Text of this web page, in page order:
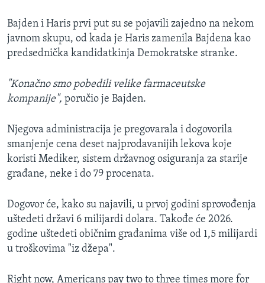
Bajden i Haris prvi put su se pojavili zajedno na nekom
javnom skupu, od kada je Haris zamenila Bajdena kao
predsednička kandidatkinja Demokratske stranke.
"Konačno smo pobedili velike farmaceutske
kompanije", poručio je Bajden.
Njegova administracija je pregovarala i dogovorila
smanjenje cena deset najprodavanijih lekova koje
koristi Mediker, sistem državnog osiguranja za starije
građane, neke i do 79 procenata.
Dogovor će, kako su najavili, u prvoj godini sprovođenja
uštedeti državi 6 milijardi dolara. Takođe će 2026.
godine uštedeti običnim građanima više od 1,5 milijardi
u troškovima "iz džepa".
Right now, Americans pay two to three times more for